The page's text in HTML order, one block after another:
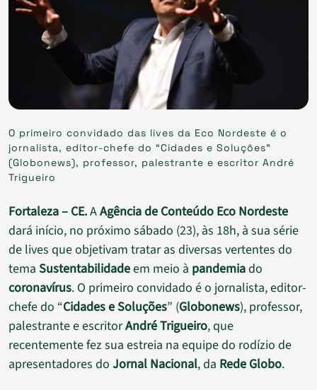
O primeiro convidado das lives da Eco Nordeste é o
jornalista, editor-chefe do “Cidades e Soluções”
(Globonews), professor, palestrante e escritor André
Trigueiro
Fortaleza – CE.AAgência de Conteúdo Eco Nordeste
dará início, no próximo sábado (23), às 18h, à sua série
de lives que objetivam tratar as diversas vertentes do
tema Sustentabilidadeem meio à pandemiado
coronavírus. O primeiro convidado é o jornalista, editor-
chefe do “Cidades e Soluções” (Globonews), professor,
palestrante e escritorAndré Trigueiro, que
recentemente fez sua estreia na equipe do rodízio de
apresentadores do Jornal Nacional, da Rede Globo.